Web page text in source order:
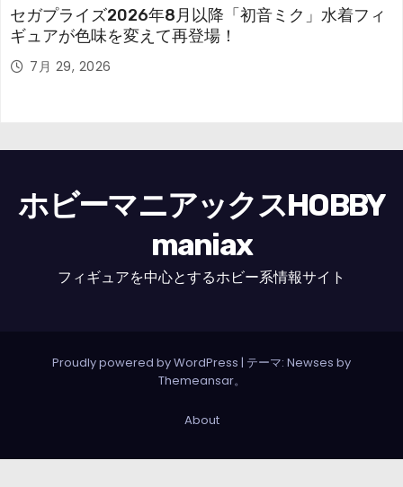
セガプライズ2026年8月以降「初音ミク」水着フィ
ギュアが色味を変えて再登場！
7月 29, 2026
ホビーマニアックスHOBBY
maniax
フィギュアを中心とするホビー系情報サイト
Proudly powered by WordPress | テーマ: Newses by
Themeansar。
About